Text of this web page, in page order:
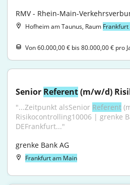
RMV - Rhein-Main-
Hofheim am Taunus, Raum
Von 60.000,00 € bis 80.000,00 € pro
Senior Referent (m/w/d)
"...Zeitpunkt alsSenior Referent
Risikocontrolling10006 | grenke
DEFrankfurt..."
grenke Bank AG
Frankfurt am Main